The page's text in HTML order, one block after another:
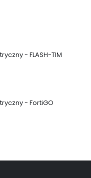
- FLASH-TIM
- FortiGO